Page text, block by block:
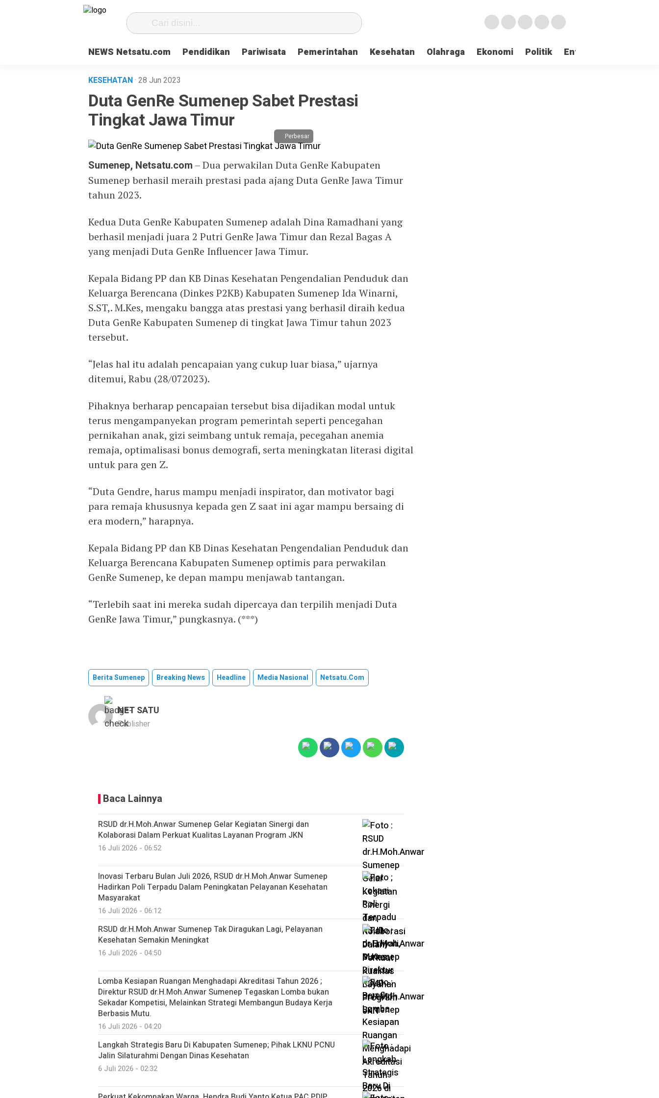
NEWS Netsatu.com Pendidikan Pariwisata Pemerintahan Kesehatan Olahraga Ekonomi Politik Entertaintment
KESEHATAN· 28 Jun 2023
Duta GenRe Sumenep Sabet Prestasi
Tingkat Jawa Timur
Perbesar
Sumenep, Netsatu.com – Dua perwakilan Duta GenRe Kabupaten
Sumenep berhasil meraih prestasi pada ajang Duta GenRe Jawa Timur
tahun 2023.
Kedua Duta GenRe Kabupaten Sumenep adalah Dina Ramadhani yang
berhasil menjadi juara 2 Putri GenRe Jawa Timur dan Rezal Bagas A
yang menjadi Duta GenRe Influencer Jawa Timur.
Kepala Bidang PP dan KB Dinas Kesehatan Pengendalian Penduduk dan
Keluarga Berencana (Dinkes P2KB) Kabupaten Sumenep Ida Winarni,
S.ST,. M.Kes, mengaku bangga atas prestasi yang berhasil diraih kedua
Duta GenRe Kabupaten Sumenep di tingkat Jawa Timur tahun 2023
tersebut.
“Jelas hal itu adalah pencapaian yang cukup luar biasa,” ujarnya
ditemui, Rabu (28/072023).
Pihaknya berharap pencapaian tersebut bisa dijadikan modal untuk
terus mengampanyekan program pemerintah seperti pencegahan
pernikahan anak, gizi seimbang untuk remaja, pecegahan anemia
remaja, optimalisasi bonus demografi, serta meningkatan literasi digital
untuk para gen Z.
“Duta Gendre, harus mampu menjadi inspirator, dan motivator bagi
para remaja khususnya kepada gen Z saat ini agar mampu bersaing di
era modern,” harapnya.
Kepala Bidang PP dan KB Dinas Kesehatan Pengendalian Penduduk dan
Keluarga Berencana Kabupaten Sumenep optimis para perwakilan
GenRe Sumenep, ke depan mampu menjawab tantangan.
“Terlebih saat ini mereka sudah dipercaya dan terpilih menjadi Duta
GenRe Jawa Timur,” pungkasnya. (***)
Berita Sumenep Breaking News Headline Media Nasional Netsatu.com
NET SATU
Publisher
Baca Lainnya
RSUD dr.H.Moh.Anwar Sumenep Gelar Kegiatan Sinergi dan
Kolaborasi Dalam Perkuat Kualitas Layanan Program JKN
16 Juli 2026 - 06:52
Inovasi Terbaru Bulan Juli 2026, RSUD dr.H.Moh.Anwar Sumenep
Hadirkan Poli Terpadu Dalam Peningkatan Pelayanan Kesehatan
Masyarakat
16 Juli 2026 - 06:12
RSUD dr.H.Moh.Anwar Sumenep Tak Diragukan Lagi, Pelayanan
Kesehatan Semakin Meningkat
16 Juli 2026 - 04:50
Lomba Kesiapan Ruangan Menghadapi Akreditasi Tahun 2026 ;
Direktur RSUD dr.H.Moh.Anwar Sumenep Tegaskan Lomba bukan
Sekadar Kompetisi, Melainkan Strategi Membangun Budaya Kerja
Berbasis Mutu.
16 Juli 2026 - 04:20
Langkah Strategis Baru Di Kabupaten Sumenep; Pihak LKNU PCNU
Jalin Silaturahmi Dengan Dinas Kesehatan
6 Juli 2026 - 02:32